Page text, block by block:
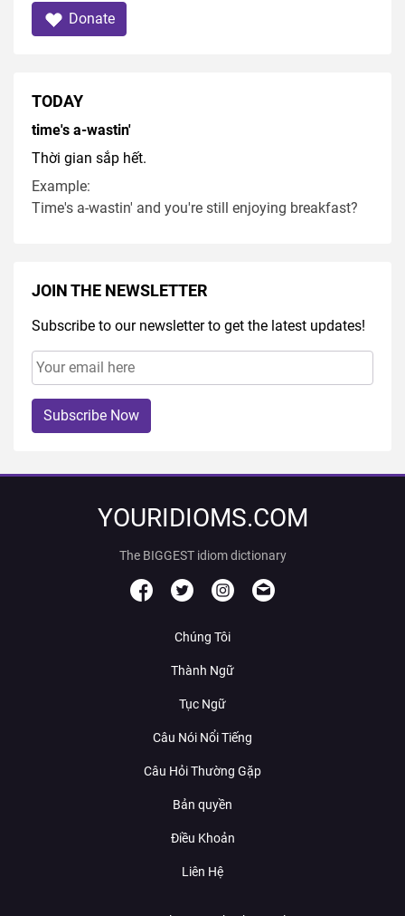
Donate
TODAY
time's a-wastin'
Thời gian sắp hết.
Example:
Time's a-wastin' and you're still enjoying breakfast?
JOIN THE NEWSLETTER
Subscribe to our newsletter to get the latest updates!
Subscribe Now
YOURIDIOMS.COM
The BIGGEST idiom dictionary
Chúng Tôi
Thành Ngữ
Tục Ngữ
Câu Nói Nổi Tiếng
Câu Hỏi Thường Gặp
Bản quyền
Điều Khoản
Liên Hệ